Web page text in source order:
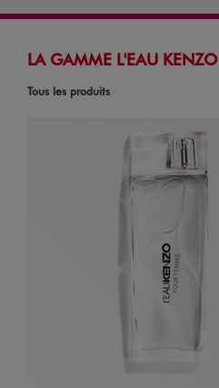
LA GAMME L'EAU KENZO
Tous les produits